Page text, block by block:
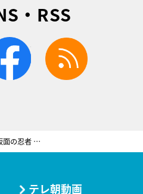
・RSS
facebook
『仮面の忍者 赤影』から『Masked NINJA Akakage』へ！タイ開催イベントに佐藤大樹＆木村慧人が登壇決定
テレ朝動画